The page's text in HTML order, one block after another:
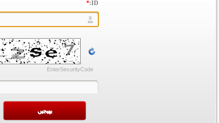
ID:
*
EnterSecurityCode